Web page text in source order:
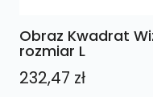
Obraz Kwadrat
rozmiar L
232,47 zł